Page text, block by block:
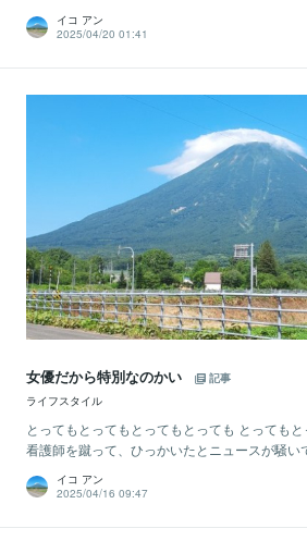
イコ アン
2025/04/20 01:41
女優だから特別なのかい
記事
ライフスタイル
とってもとってもとってもとっても とっても
看護師を蹴って、ひっかいたとニュースが騒い
イコ アン
2025/04/16 09:47